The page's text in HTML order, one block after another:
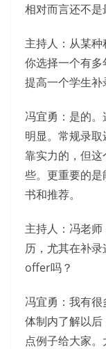
相对而言还不是
主持人：从某
你选择一个有
提高一个学生补
冯宜勇：是的
明显。常规录
靠实力的，但
些。更重要的
书和推荐。
主持人：冯老
历，尤其在补
offer吗？
冯宜勇：我有
体制内了解以
点例子给大家